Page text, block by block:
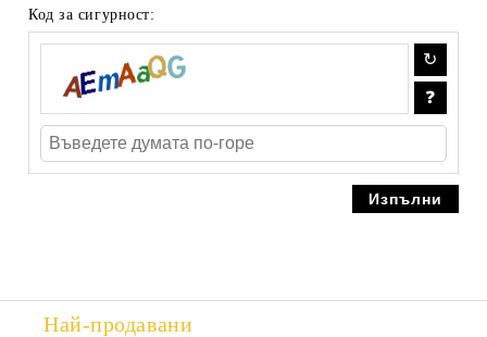
Код за сигурност:
Най-продавани